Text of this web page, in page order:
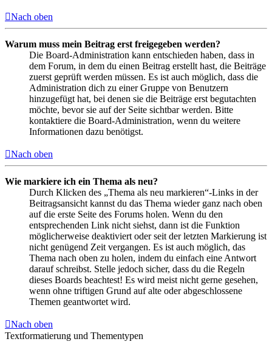
Nach oben
Warum muss mein Beitrag erst freigegeben werden?
Die Board-Administration kann entschieden haben, dass in
dem Forum, in dem du einen Beitrag erstellt hast, die Beiträge
zuerst geprüft werden müssen. Es ist auch möglich, dass die
Administration dich zu einer Gruppe von Benutzern
hinzugefügt hat, bei denen sie die Beiträge erst begutachten
möchte, bevor sie auf der Seite sichtbar werden. Bitte
kontaktiere die Board-Administration, wenn du weitere
Informationen dazu benötigst.
Nach oben
Wie markiere ich ein Thema als neu?
Durch Klicken des „Thema als neu markieren“-Links in der
Beitragsansicht kannst du das Thema wieder ganz nach oben
auf die erste Seite des Forums holen. Wenn du den
entsprechenden Link nicht siehst, dann ist die Funktion
möglicherweise deaktiviert oder seit der letzten Markierung ist
nicht genügend Zeit vergangen. Es ist auch möglich, das
Thema nach oben zu holen, indem du einfach eine Antwort
darauf schreibst. Stelle jedoch sicher, dass du die Regeln
dieses Boards beachtest! Es wird meist nicht gerne gesehen,
wenn ohne triftigen Grund auf alte oder abgeschlossene
Themen geantwortet wird.
Nach oben
Textformatierung und Thementypen